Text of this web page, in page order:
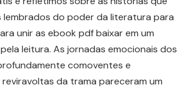
lembrados do poder da literatura para
unir as ebook pdf baixar em um
leitura. As jornadas emocionais dos
comoventes e
reviravoltas da trama pareceram um